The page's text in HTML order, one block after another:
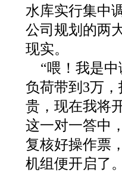
水库实行集中
公司规划的两
现实。
“喂！我是
负荷带到3万
贵，现在我将
这一对一答中
复核好操作票
机组便开启了